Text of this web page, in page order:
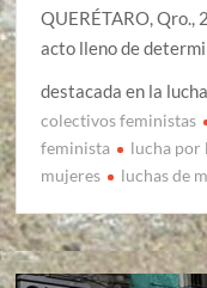
QUERÉTARO, Qro.,
acto lleno de
destacada en la
colectivos feministas
feminista
lucha por
mujeres
luchas de